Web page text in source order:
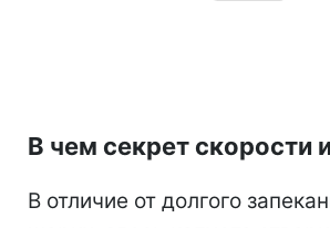
В чем секрет скорости
В отличие от долгого